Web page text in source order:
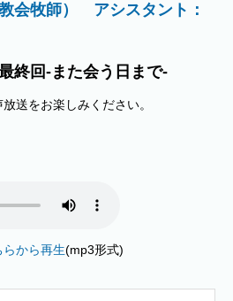
会牧師） アシスタント：
終回-また会う日まで-
送をお楽しみください。
らから再生(mp3形式)